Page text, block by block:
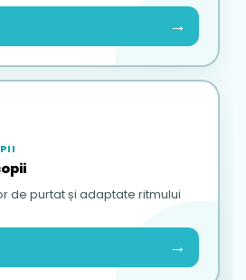
→
de purtat și adaptate ritmului
→